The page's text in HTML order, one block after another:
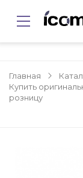
Главная
Купить
розницу